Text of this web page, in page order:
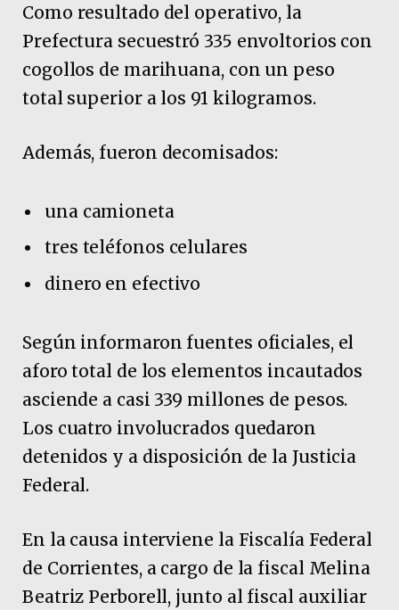
Como resultado del operativo, la
Prefectura secuestró 335 envoltorios con
cogollos de marihuana, con un peso
total superior a los 91 kilogramos.
Además, fueron decomisados:
una camioneta
tres teléfonos celulares
dinero en efectivo
Según informaron fuentes oficiales, el
aforo total de los elementos incautados
asciende a casi 339 millones de pesos.
Los cuatro involucrados quedaron
detenidos y a disposición de la Justicia
Federal.
En la causa interviene la Fiscalía Federal
de Corrientes, a cargo de la fiscal Melina
Beatriz Perborell, junto al fiscal auxiliar